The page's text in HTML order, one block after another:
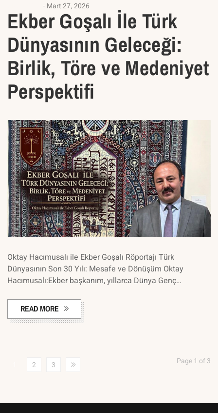
Mart 27, 2026
Ekber Goşalı İle Türk
Dünyasının Geleceği:
Birlik, Töre ve Medeniyet
Perspektifi
Oktay Hacımusalı ile Ekber Goşalı Röportajı Türk
Dünyasının Son 30 Yılı: Mesafe ve Dönüşüm Oktay
Hacımusalı:Ekber başkanım, yıllarca Dünya Genç…
READ MORE
2 3 Page 1 of 3